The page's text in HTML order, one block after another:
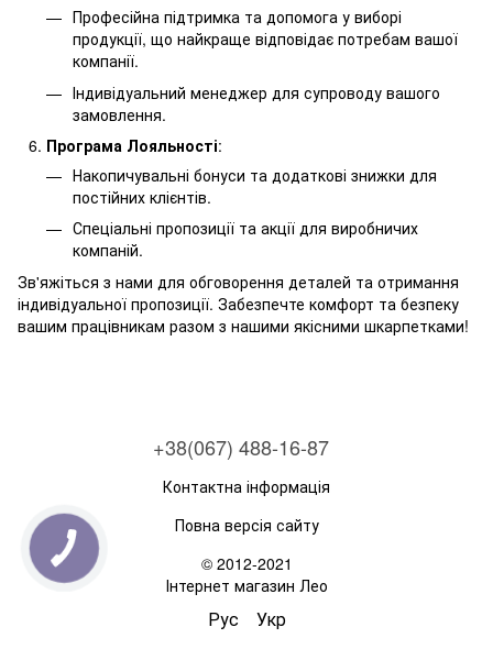
Професійна підтримка та допомога у виборі
продукції, що найкраще відповідає потребам вашої
компанії.
Індивідуальний менеджер для супроводу вашого
замовлення.
Програма Лояльності:
Накопичувальні бонуси та додаткові знижки для
постійних клієнтів.
Спеціальні пропозиції та акції для виробничих
компаній.
Зв'яжіться з нами для обговорення деталей та отримання
індивідуальної пропозиції. Забезпечте комфорт та безпеку
вашим працівникам разом з нашими якісними шкарпетками!
+38(067) 488-16-87
Контактна інформація
Повна версія сайту
© 2012-2021
Інтернет магазин Лео
Рус Укр